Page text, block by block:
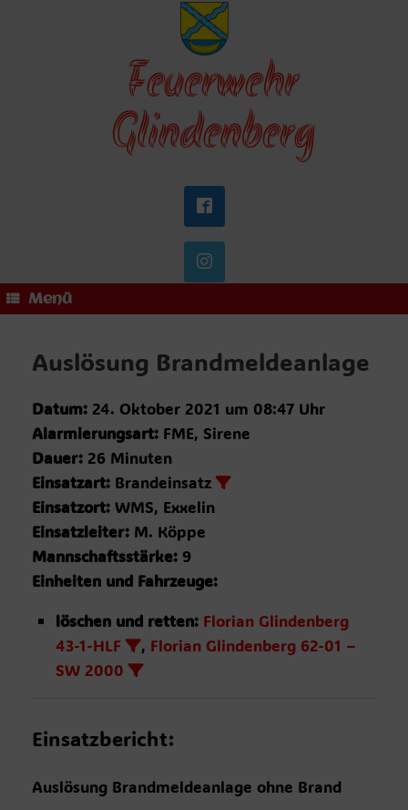
Feuerwehr
Glindenberg
Menü
Auslösung Brandmeldeanlage
Datum: 24. Oktober 2021 um 08:47 Uhr
Alarmierungsart: FME, Sirene
Dauer: 26 Minuten
Einsatzart: Brandeinsatz
Einsatzort: WMS, Exxelin
Einsatzleiter: M. Köppe
Mannschaftsstärke: 9
Einheiten und Fahrzeuge:
löschen und retten: Florian Glindenberg
43-1-HLF
, Florian Glindenberg 62-01 –
SW 2000
Einsatzbericht:
Auslösung Brandmeldeanlage ohne Brand